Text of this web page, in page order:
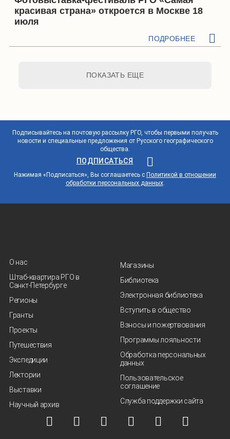
красивая страна» откроется в Москве 18
июля
ПОДРОБНЕЕ
ПОКАЗАТЬ ЕЩЕ
Подписывайтесь на почтовую рассылку РГО, чтобы первыми получать
новости и специальные предложения от Русского географического
общества.
ПОДПИСАТЬСЯ
Нажимая «Подписаться», Вы соглашаетесь с Политикой в отношении
обработки персональных данных.
О нас
Штаб-квартира РГО в
Санкт‑Петербурге
Регионы
Гранты
Проекты
Путешествия
Экспедиции
Лектории
Выставки
Научный архив
Магазины
Библиотека
Электронная библиотека
Вступить в общество
Взносы и пожертвования
Программы лояльности
Обработка персональных
данных
Пользовательское
соглашение
Служба поддержки сайта